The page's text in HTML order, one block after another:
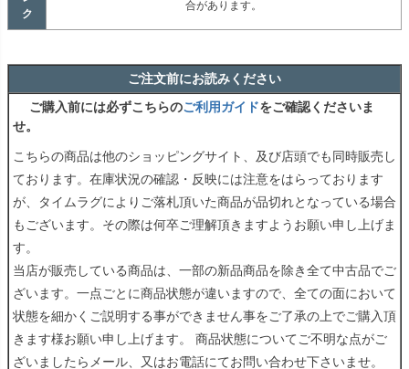
ク
合があります。
ご注文前にお読みください
ご購入前には必ずこちらのご利用ガイドをご確認くださいま
せ。
こちらの商品は他のショッピングサイト、及び店頭でも同時販売し
ております。在庫状況の確認・反映には注意をはらっております
が、タイムラグによりご落札頂いた商品が品切れとなっている場合
もございます。その際は何卒ご理解頂きますようお願い申し上げま
す。
当店が販売している商品は、一部の新品商品を除き全て中古品でご
ざいます。一点ごとに商品状態が違いますので、全ての面において
状態を細かくご説明する事ができません事をご了承の上でご購入頂
きます様お願い申し上げます。 商品状態についてご不明な点がご
ざいましたらメール、又はお電話にてお問い合わせ下さいませ。